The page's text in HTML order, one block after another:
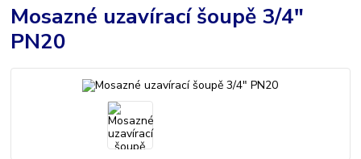
Mosazné uzavírací šoupě 3/4"
PN20